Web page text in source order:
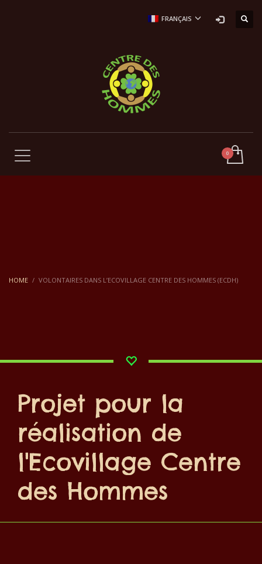
FRANÇAIS
HOME VOLONTAIRES DANS L’ECOVILLAGE CENTRE DES HOMMES (ECDH)
Projet pour la
réalisation de
l'Ecovillage Centre
des Hommes